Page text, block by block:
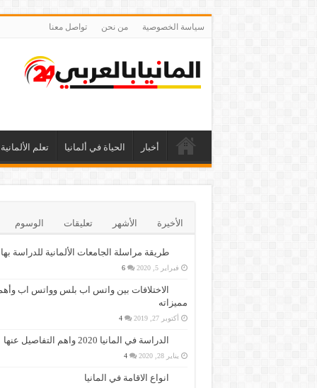
سياسة الخصوصية من نحن تواصل معنا
أخبار الحياة في ألمانيا تعلم الألمانية
الأخيرة الأشهر تعليقات الوسوم
طريقة مراسلة الجامعات الألمانية للدراسة بها
فبراير 5, 2020 6
الاختلافات بين واتس اب بلس وواتس اب
مميزاته
أكتوبر 27, 2019 4
الدراسة في المانيا 2020 واهم التفاصيل عنها
يناير 28, 2020 4
انواع الاقامة في المانيا